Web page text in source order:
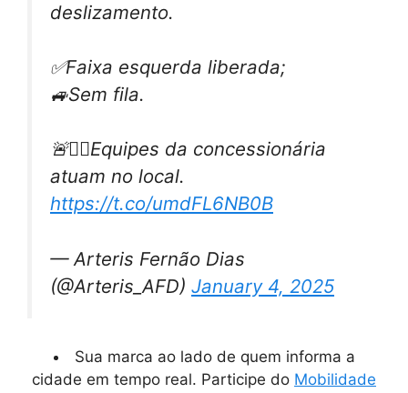
deslizamento.
✅Faixa esquerda liberada;
🚙Sem fila.
🚨👷‍♂️Equipes da concessionária
atuam no local.
https://t.co/umdFL6NB0B
— Arteris Fernão Dias
(@Arteris_AFD) January 4, 2025
Sua marca ao lado de quem informa a
cidade em tempo real. Participe do Mobilidade